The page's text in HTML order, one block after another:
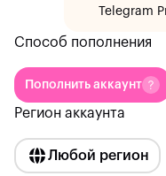
Telegram
Способ пополнения
Пополнить аккаунт
Регион аккаунта
Любой регион